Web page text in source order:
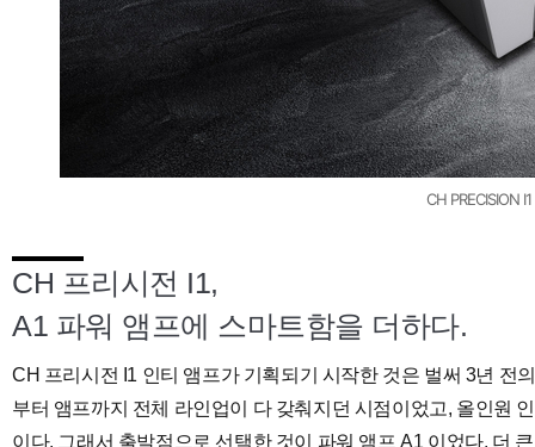
CH PRECISION
CH 프리시전 I1,
A1 파워 앰프에 스마트함을 더하다.
CH 프리시전 I1 인티 앰프가 기획되기 시작한 것은 벌써 3년 전
부터 앰프까지 전체 라인업이 다 갖춰지던 시점이었고, 올인원
이다. 그래서 출발점으로 선택한 것이 파워 앰프 A1 이었다. 더